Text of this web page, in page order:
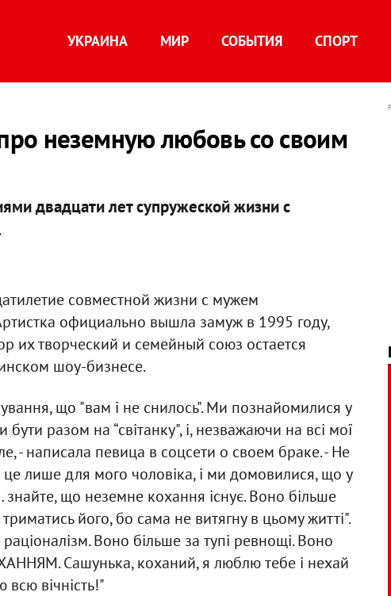
УКРАИНА МИР СОБЫТИЯ СПОРТ
неземную любовь со своим
двадцати лет супружеской жизни с
совместной жизни с мужем
официально вышла замуж в 1995 году,
их творческий и семейный союз остается
шоу-бизнесе.
що "вам і не снилось". Ми познайомилися у
разом на “світанку", і, незважаючи на всі мої
- написала певица в соцсети о своем браке. - Не
лише для мого чоловіка, і ми домовилися, що у
знайте, що неземне кохання існує. Воно більше
його, бо сама не витягну в цьому житті".
Воно більше за тупі ревнощі. Воно
Сашунька, коханий, я люблю тебе і нехай
всю вічність!"